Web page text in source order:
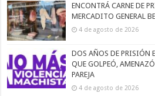
ENCONTRÁ CARNE DE
MERCADITO GENERAL
4 de agosto de 2026
DOS AÑOS DE PRISIÓN
QUE GOLPEÓ,
PAREJA
4 de agosto de 2026